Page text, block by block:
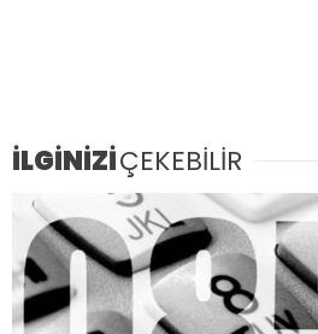
İLGİNİZİÇEKEBİLİR